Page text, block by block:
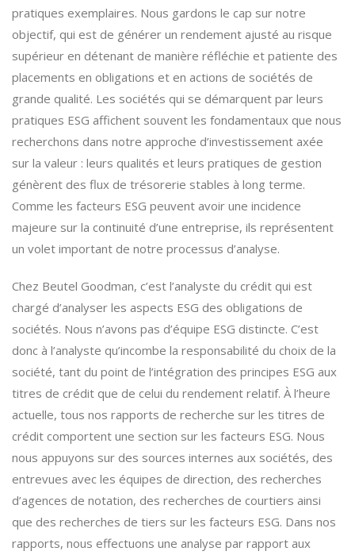
pratiques exemplaires. Nous gardons le cap sur notre
objectif, qui est de générer un rendement ajusté au risque
supérieur en détenant de manière réfléchie et patiente des
placements en obligations et en actions de sociétés de
grande qualité. Les sociétés qui se démarquent par leurs
pratiques ESG affichent souvent les fondamentaux que nous
recherchons dans notre approche d’investissement axée
sur la valeur : leurs qualités et leurs pratiques de gestion
génèrent des flux de trésorerie stables à long terme.
Comme les facteurs ESG peuvent avoir une incidence
majeure sur la continuité d’une entreprise, ils représentent
un volet important de notre processus d’analyse.
Chez Beutel Goodman, c’est l’analyste du crédit qui est
chargé d’analyser les aspects ESG des obligations de
sociétés. Nous n’avons pas d’équipe ESG distincte. C’est
donc à l’analyste qu’incombe la responsabilité du choix de la
société, tant du point de l’intégration des principes ESG aux
titres de crédit que de celui du rendement relatif. À l’heure
actuelle, tous nos rapports de recherche sur les titres de
crédit comportent une section sur les facteurs ESG. Nous
nous appuyons sur des sources internes aux sociétés, des
entrevues avec les équipes de direction, des recherches
d’agences de notation, des recherches de courtiers ainsi
que des recherches de tiers sur les facteurs ESG. Dans nos
rapports, nous effectuons une analyse par rapport aux